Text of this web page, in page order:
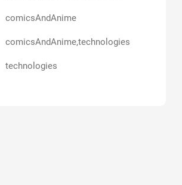
comicsAndAnime
comicsAndAnime,technologies
technologies